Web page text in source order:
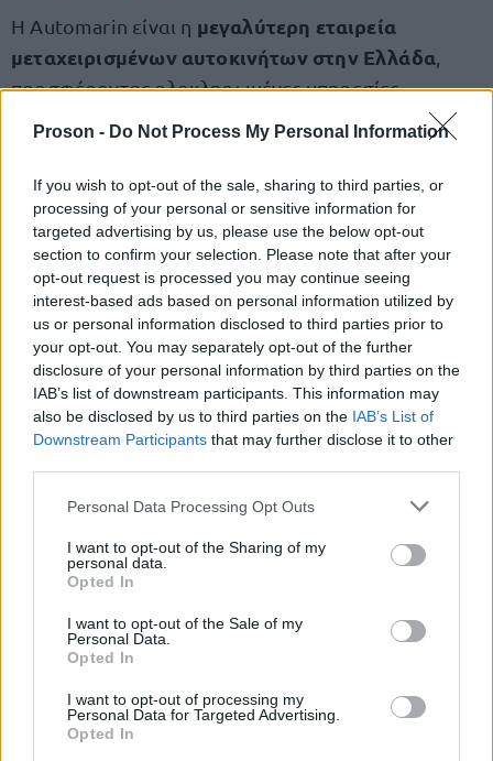
Proson - Do Not Process My Personal Information
If you wish to opt-out of the sale, sharing to third parties, or
processing of your personal or sensitive information for
targeted advertising by us, please use the below opt-out
section to confirm your selection. Please note that after your
opt-out request is processed you may continue seeing
interest-based ads based on personal information utilized by
us or personal information disclosed to third parties prior to
your opt-out. You may separately opt-out of the further
disclosure of your personal information by third parties on the
IAB’s list of downstream participants. This information may
also be disclosed by us to third parties on the IAB’s List of
Downstream Participants that may further disclose it to other
Please note that this website/app uses one or more Google
not limited to your visit or usage behaviour. You may click to
grant or deny consent to Google and its third-party tags to
use your data for below specified purposes in below Google
consent section.
Personal Data Processing Opt Outs
I want to opt-out of the Sharing of my
personal data.
Opted In
I want to opt-out of the Sale of my
Personal Data.
Opted In
I want to opt-out of processing my
Personal Data for Targeted Advertising.
Opted In
Η Automarin είναι η μεγαλύτερη εταιρεία
μεταχειρισμένων αυτοκινήτων στην Ελλάδα
προσφέροντας ολοκληρωμένες υπηρεσίες
Δραστηριοποιούνται στο χώρο
τηςαυτοκίνησηςγια περισσότερες απότέσσερις
δεκαετίες, με γνώμονα τη δημιουργία σχέσεων
ζωής και εμπιστοσύνης με τους πελάτες τους.
Μείνετε συντονισμένοι στο Proson.gr για να
ενημερώνετε πρώτοι για όλες τις ευκαιρίες
καριέρας στον ιδιωτικό τομέα.
ΑΣΕΠ: Πιστοποίηση Αγγλικών σε
μόνο 2 ημέρες στα χέρια σας
ΑΣΕΠ: Εξ αποστάσεως η πιο Εύκολη
Πιστοποίηση Υπολογιστών σε 2